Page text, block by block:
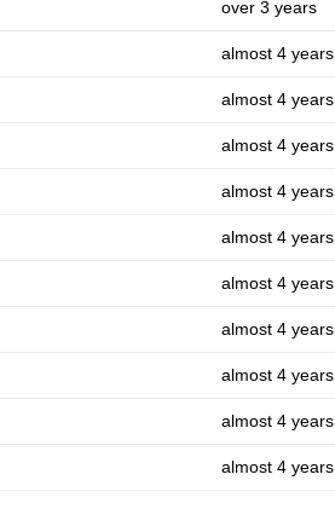
over 3 years
almost 4 years
almost 4 years
almost 4 years
almost 4 years
almost 4 years
almost 4 years
almost 4 years
almost 4 years
almost 4 years
almost 4 years